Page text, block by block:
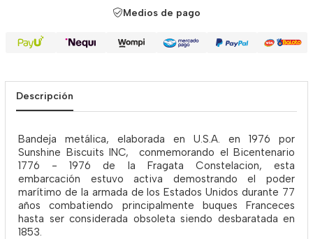
Medios de pago
Descripción
Bandeja metálica, elaborada en U.S.A. en 1976 por
Sunshine Biscuits INC, conmemorando el Bicentenario
1776 - 1976 de la Fragata Constelacion, esta
embarcación estuvo activa demostrando el poder
marítimo de la armada de los Estados Unidos durante 77
años combatiendo principalmente buques Franceces
hasta ser considerada obsoleta siendo desbaratada en
1853.